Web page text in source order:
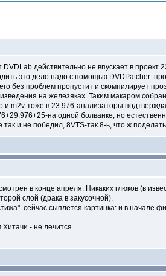
действительно не впускает в
это дело надо с помощью DVDPatcher:
без проблем пропустит и скомпилирует
на железяках. Таким макаром
и m2v-тоже в 23.976-анализаторы
на одной болванке, но
и не победил, 8VTS-так 8-ь, что ж
в конце апреля. Никаких глюков (в
слой (драка в закусочной).
сейчас сыплется картинка: и в начале
- не лечится.